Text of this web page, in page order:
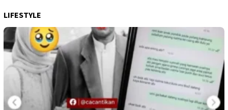
LIFESTYLE